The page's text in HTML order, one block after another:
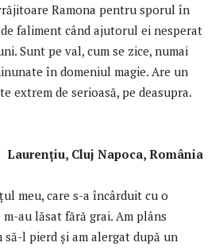
Ramona pentru sporul în
faliment când ajutorul ei nesperat
Sunt pe val, cum se zice, numai
în domeniul magie. Are un
extrem de serioasă, pe deasupra.
Cluj Napoca, România
meu, care s-a încârduit cu o
m-au lăsat fără grai. Am plâns
să-l pierd și am alergat după un